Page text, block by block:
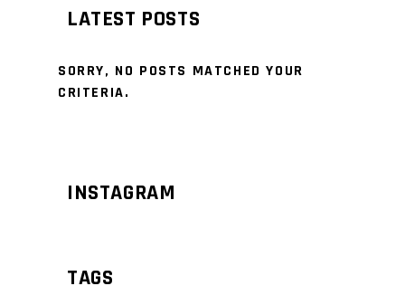
LATEST POSTS
SORRY, NO POSTS MATCHED YOUR
CRITERIA.
INSTAGRAM
TAGS